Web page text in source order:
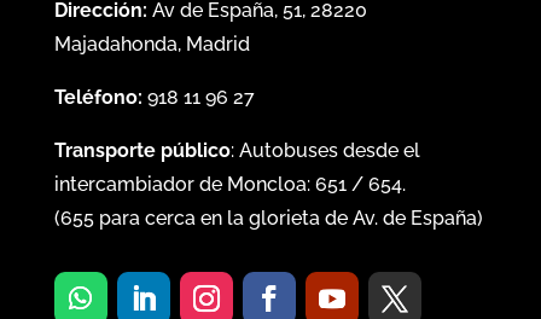
Dirección: Av de España, 51, 28220
Majadahonda, Madrid
Teléfono: 918 11 96 27
Transporte público: Autobuses desde el
intercambiador de Moncloa: 651/ 654.
(655para cerca en la glorieta de Av. de España)